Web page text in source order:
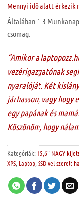
Mennyi idő alatt érkezik
Általában 1-3
csomag.
“Amikor a
vezérigazgatónak
nyaralóját. Két
járhasson, vagy hogy
egy papának és
Köszönöm, hogy
Kategóriák: 15,6” NAGY
XPS Laptop SSD-vel szerelt